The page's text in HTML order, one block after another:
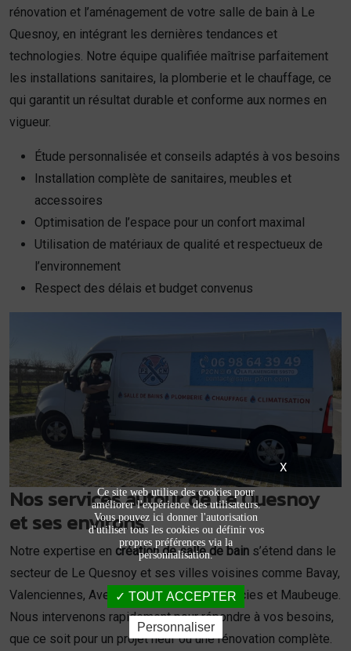
rénovation et l’aménagement de votre salle de bain à Le
Quesnoy, en intégrant les dernières tendances et
technologies. Notre équipe qualifiée maîtrise parfaitement
les installations sanitaires, la plomberie et le chauffage, ce
qui garantit un résultat durable et conforme aux normes en
vigueur.
Étude personnalisée et conseils adaptés à vos besoins
Installation complète de sanitaires, meubles et
accessoires
Optimisation de l’espace pour un confort maximal
Utilisation de matériaux de qualité et respectueux de
l’environnement
Respect des délais et budget convenus
Nos services autour de Le Quesnoy
et ses environs
Notre expertise en création de salle de bain s’étend dans le
secteur de Le Quesnoy et ses villes voisines comme Bavay,
Valenciennes, Avesnes-sur-Helpe, Landrecies et Maubeuge.
Nous intervenons rapidement pour répondre à vos besoins,
que ce soit pour un projet neuf ou une rénovation complète.
X
Ce site web utilise des cookies pour
améliorer l'expérience des utilisateurs.
Vous pouvez ici donner l'autorisation
d'utiliser tous les cookies ou définir vos
propres préférences via la
personnalisation.
TOUT ACCEPTER
Personnaliser